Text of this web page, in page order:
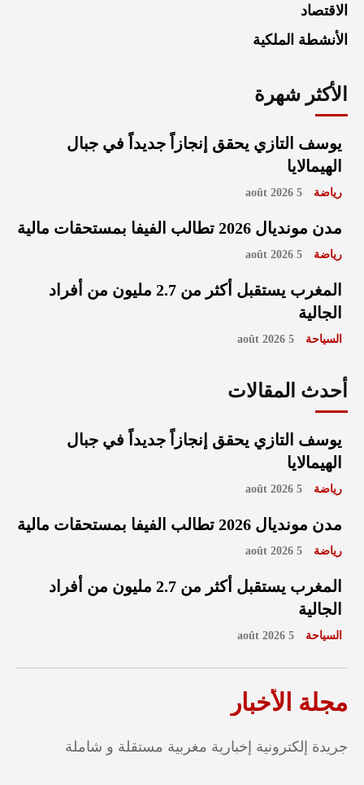
الاقتصاد
الأنشطة الملكية
الأكثر شهرة
يوسف التازي يحقق إنجازاً جديداً في جبال
الهيمالايا
رياضة 5 août 2026
مدن مونديال 2026 تطالب الفيفا بمستحقات مالية
رياضة 5 août 2026
المغرب يستقبل أكثر من 2.7 مليون من أفراد
الجالية
السياحة 5 août 2026
أحدث المقالات
يوسف التازي يحقق إنجازاً جديداً في جبال
الهيمالايا
رياضة 5 août 2026
مدن مونديال 2026 تطالب الفيفا بمستحقات مالية
رياضة 5 août 2026
المغرب يستقبل أكثر من 2.7 مليون من أفراد
الجالية
السياحة 5 août 2026
مجلة الأخبار
جريدة إلكترونية إخبارية مغربية مستقلة و شاملة